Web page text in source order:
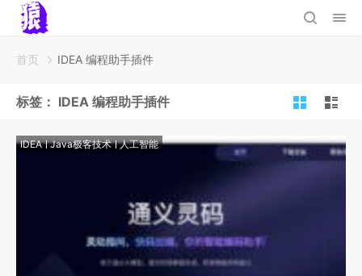
首页 IDEA 编程助手插件
标签： IDEA 编程助手插件
IDEA Java极客技术 人工智能